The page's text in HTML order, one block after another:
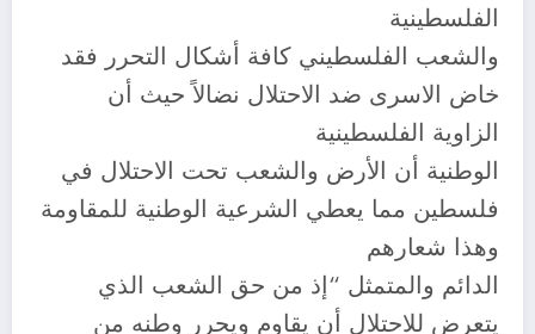
الفلسطينية
والشعب الفلسطيني كافة أشكال التحرر فقد
خاض الاسرى ضد الاحتلال نضالاً حيث أن
الزاوية الفلسطينية
الوطنية أن الأرض والشعب تحت الاحتلال في
فلسطين مما يعطي الشرعية الوطنية للمقاومة
وهذا شعارهم
الدائم والمتمثل “إذ من حق الشعب الذي
يتعرض للاحتلال أن يقاوم ويحرر وطنه من